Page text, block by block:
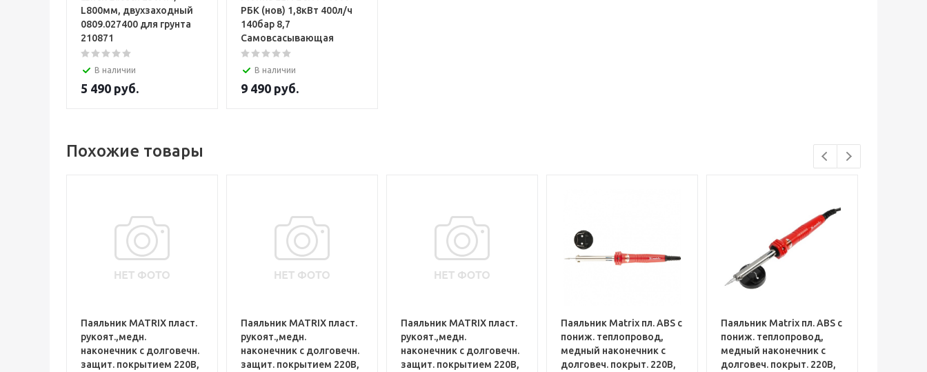
L800мм, двухзаходный
0809.027400 для грунта
210871
В наличии
5 490 руб.
РБК (нов) 1,8кВт 400л/ч
140бар 8,7
Самовсасывающая
В наличии
9 490 руб.
Похожие товары
Паяльник MATRIX пласт.
рукоят.,медн.
наконечник с долговечн.
защит. покрытием 220В,
Паяльник MATRIX пласт.
рукоят.,медн.
наконечник с долговечн.
защит. покрытием 220В,
Паяльник MATRIX пласт.
рукоят.,медн.
наконечник с долговечн.
защит. покрытием 220В,
Паяльник Matrix пл. ABS с
пониж. теплопровод,
медный наконечник с
долговеч. покрыт. 220В,
Паяльник Matrix пл. ABS с
пониж. теплопровод,
медный наконечник с
долговеч. покрыт. 220В,